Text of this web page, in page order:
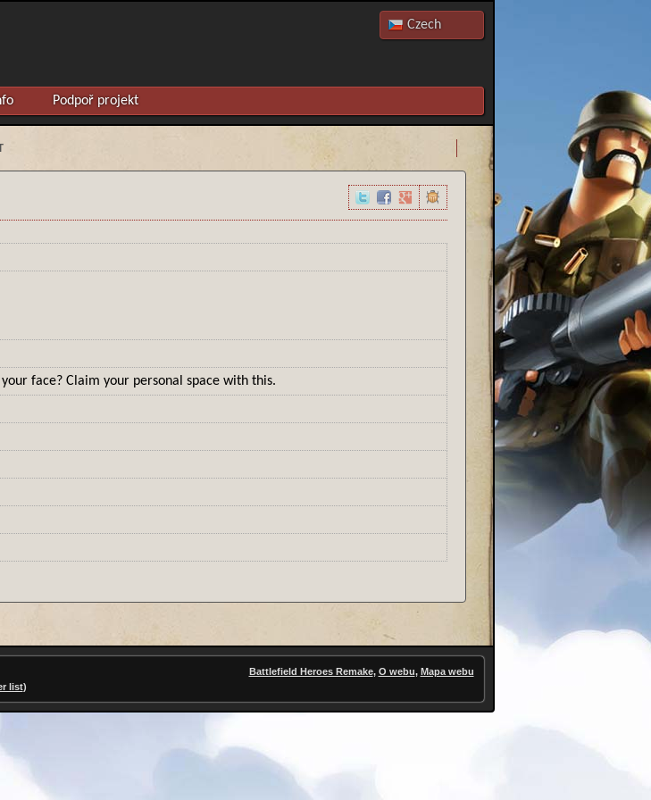
Czech
Russian
Přidat nový
Podpoř projekt
face? Claim your personal space with this.
Battlefield Heroes Remake, O webu, Mapa webu
list)